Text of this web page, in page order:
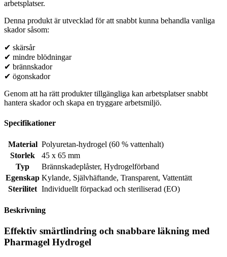
arbetsplatser.
Denna produkt är utvecklad för att snabbt kunna behandla vanliga
skador såsom:
✔ skärsår
✔ mindre blödningar
✔ brännskador
✔ ögonskador
Genom att ha rätt produkter tillgängliga kan arbetsplatser snabbt
hantera skador och skapa en tryggare arbetsmiljö.
Specifikationer
Material Polyuretan-hydrogel (60 % vattenhalt)
Storlek
45 x 65 mm
Typ
Brännskadeplåster, Hydrogelförband
Egenskap Kylande, Självhäftande, Transparent, Vattentätt
Sterilitet Individuellt förpackad och steriliserad (EO)
Beskrivning
Effektiv smärtlindring och snabbare läkning med
Pharmagel Hydrogel